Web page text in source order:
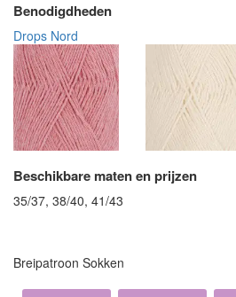
Benodigdheden
Drops Nord
Beschikbare maten en prijzen
35/37, 38/40, 41/43
Breipatroon Sokken